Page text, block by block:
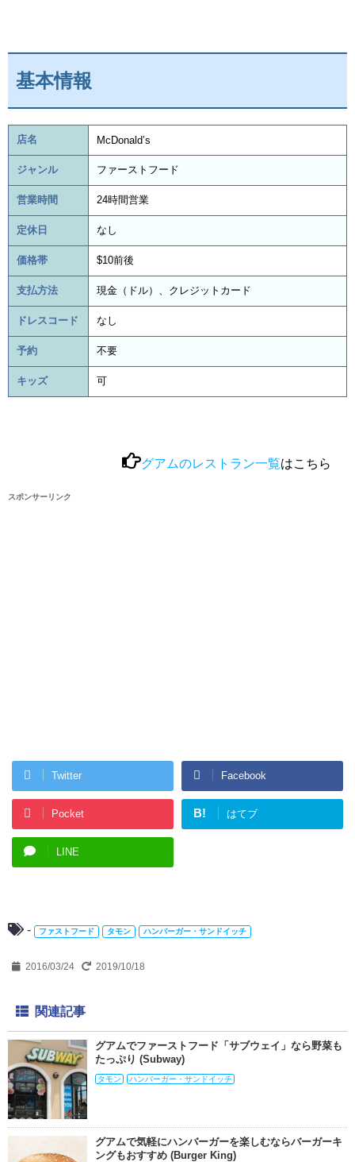
基本情報
店名 McDonald’s
ジャンル ファーストフード
営業時間 24時間営業
定休日 なし
価格帯 $10前後
支払方法 現金（ドル）、クレジットカード
ドレスコード なし
予約 不要
キッズ 可
グアムのレストラン一覧はこちら
スポンサーリンク
Twitter Facebook
Pocket B! はてブ
LINE
- ファストフード タモン ハンバーガー・サンドイッチ
2016/03/24 2019/10/18
関連記事
グアムでファーストフード「サブウェイ」なら野菜も
たっぷり (Subway)
タモン ハンバーガー・サンドイッチ
グアムで気軽にハンバーガーを楽しむならバーガーキ
ングもおすすめ (Burger King)